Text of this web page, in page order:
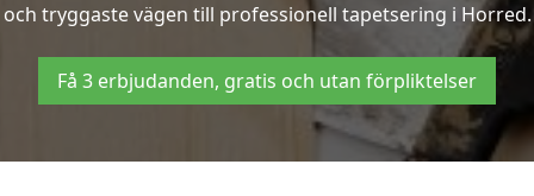
och tryggaste vägen till professionell tapetsering i Horred.
Få 3 erbjudanden, gratis och utan förpliktelser